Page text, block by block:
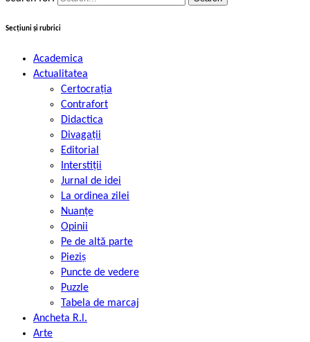
Secțiuni și rubrici
Academica
Actualitatea
Certocrația
Contrafort
Didactica
Divagații
Editorial
Interstiții
Jurnal de idei
La ordinea zilei
Nuanțe
Opinii
Pe de altă parte
Pieziș
Puncte de vedere
Puzzle
Tabela de marcaj
Ancheta R.l.
Arte